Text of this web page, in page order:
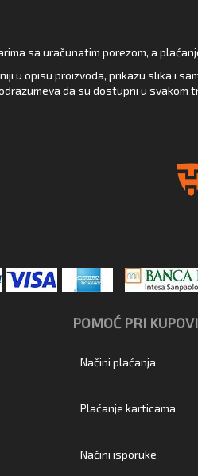
sa uračunatim porezom, a
u opisu proizvoda, prikazu slika i
da su dostupni u
POMOĆ PRI
Načini plaćanja
Plaćanje karticama
Načini isporuke